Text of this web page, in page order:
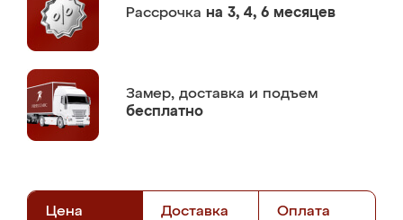
Рассрочка на 3, 4, 6 месяцев
Замер, доставка и подъем
бесплатно
Цена Доставка Оплата